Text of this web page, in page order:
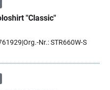
"Classic"
Org.-Nr.: STR660W-S